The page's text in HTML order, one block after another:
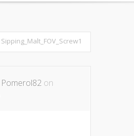
Sipping_Malt_FOV_Screw1
Pomerol82 on